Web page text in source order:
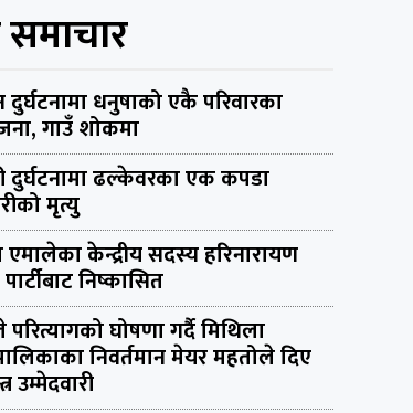
समाचार
दुर्घटनामा धनुषाको एकै परिवारका
गाउँ शोकमा
दुर्घटनामा ढल्केवरका एक कपडा
मृत्यु
केन्द्रीय सदस्य हरिनारायण
निष्कासित
घोषणा गर्दै मिथिला
निवर्तमान मेयर महतोले दिए
उम्मेदवारी